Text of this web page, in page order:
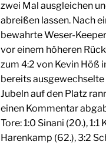
zwei Mal ausgleichen
abreißen lassen. Nach
bewahrte Weser-
vor einem höheren
zum 4:2 von Kevin Höß
bereits
Jubeln auf den Platz
einen Kommentar
Tore: 1:0 Sinani (20.),
Harenkamp (62.), 3:2